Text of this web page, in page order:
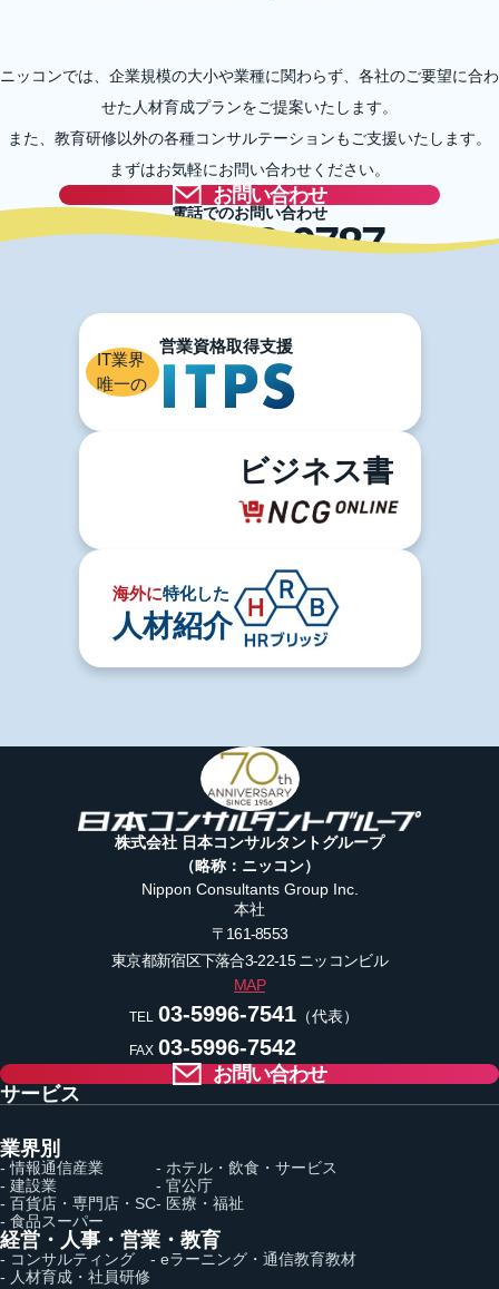
ニッコンでは、企業規模の大小や業種に関わらず、各社のご要望に合わ
せた人材育成プランをご提案いたします。
また、教育研修以外の各種コンサルテーションもご支援いたします。
まずはお気軽にお問い合わせください。
お問い合わせ
電話でのお問い合わせ
03-5996-0787
IT業界
唯一の
ビジネス書
海外に特化した
人材紹介
株式会社 日本コンサルタントグループ
（略称：ニッコン）
Nippon Consultants Group Inc.
本社
〒161-8553
東京都新宿区下落合3-22-15ニッコンビル
MAP
TEL 03-5996-7541（代表）
FAX 03-5996-7542
お問い合わせ
サービス
業界別
- 情報通信産業
- 建設業
- 百貨店・専門店・SC
- 食品スーパー
- ホテル・飲食・サービス
- 官公庁
- 医療・福祉
経営・人事・営業・教育
- コンサルティング
- 人材育成・社員研修
- eラーニング・通信教育教材